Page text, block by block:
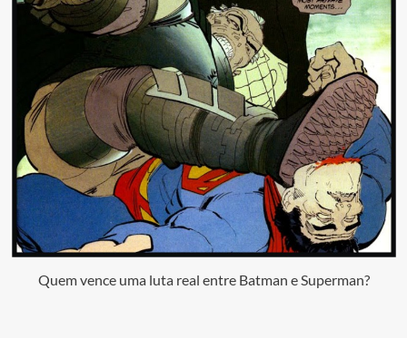
Quem vence uma luta real entre Batman e Superman?